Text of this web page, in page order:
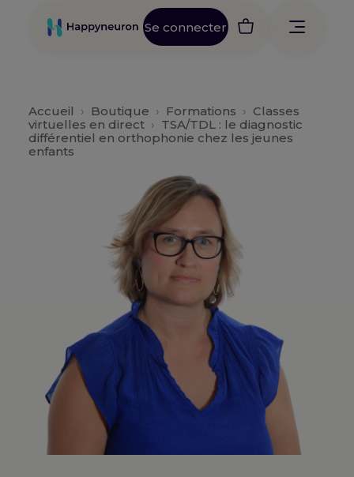
Se connecter
Accueil › Boutique › Formations › Classes
virtuelles en direct › TSA/TDL : le diagnostic
différentiel en orthophonie chez les jeunes
enfants